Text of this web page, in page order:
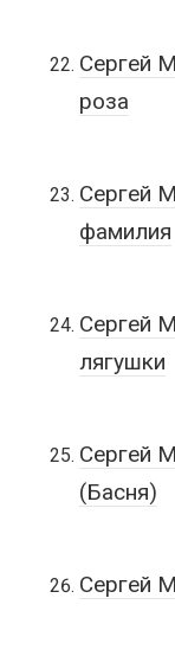
Сергей
роза
Сергей
фамилия
Сергей
лягушки
Сергей
(Басня)
Сергей